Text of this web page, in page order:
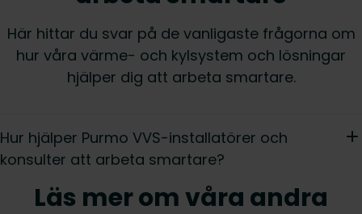
Här hittar du svar på de vanligaste frågorna om
hur våra värme- och kylsystem och lösningar
hjälper dig att arbeta smartare.
Hur hjälper Purmo VVS-installatörer och
konsulter att arbeta smartare?
Läs mer om våra andra